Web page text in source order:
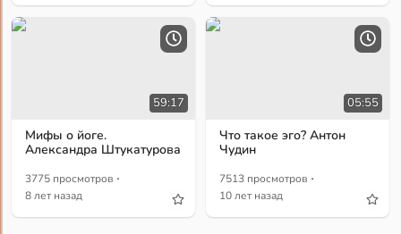
59:17
Мифы о йоге.
Александра Штукатурова
3775 просмотров ·
8 лет назад
05:55
Что такое эго? Антон
Чудин
7513 просмотров ·
10 лет назад